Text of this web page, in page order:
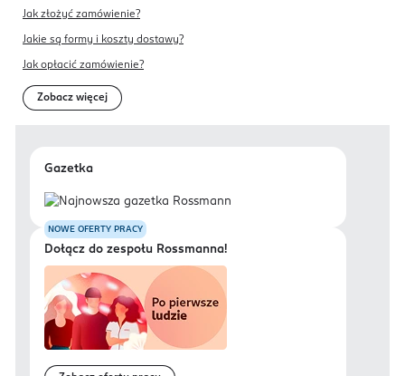
Jak złożyć zamówienie?
Jakie są formy i koszty dostawy?
Jak opłacić zamówienie?
Zobacz więcej
Gazetka
NOWE OFERTY PRACY
Dołącz do zespołu Rossmanna!